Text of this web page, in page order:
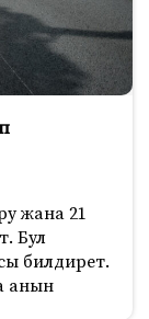
жана 21
Бул
билдирет.
анын